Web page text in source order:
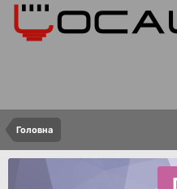
Головна